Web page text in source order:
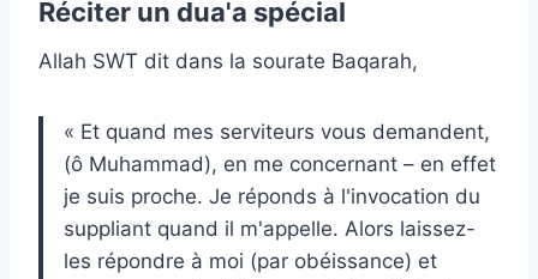
Réciter un dua'a spécial
Allah SWT dit dans la sourate Baqarah,
« Et quand mes serviteurs vous demandent,
(ô Muhammad), en me concernant – en effet
je suis proche. Je réponds à l'invocation du
suppliant quand il m'appelle. Alors laissez-
les répondre à moi (par obéissance) et